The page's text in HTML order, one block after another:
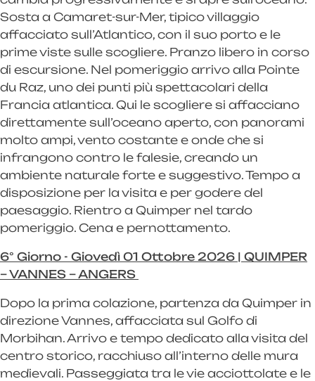
Sosta a Camaret-sur-Mer, tipico villaggio
affacciato sull’Atlantico, con il suo porto e le
prime viste sulle scogliere. Pranzo libero in corso
di escursione. Nel pomeriggio arrivo alla Pointe
du Raz, uno dei punti più spettacolari della
Francia atlantica. Qui le scogliere si affacciano
direttamente sull’oceano aperto, con panorami
molto ampi, vento costante e onde che si
infrangono contro le falesie, creando un
ambiente naturale forte e suggestivo. Tempo a
disposizione per la visita e per godere del
paesaggio. Rientro a Quimper nel tardo
pomeriggio. Cena e pernottamento.
6° Giorno - Giovedì 01 Ottobre 2026 | QUIMPER
– VANNES – ANGERS
Dopo la prima colazione, partenza da Quimper in
direzione Vannes, affacciata sul Golfo di
Morbihan. Arrivo e tempo dedicato alla visita del
centro storico, racchiuso all’interno delle mura
medievali. Passeggiata tra le vie acciottolate e le